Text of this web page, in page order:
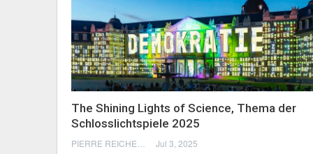
The Shining Lights of Science, Thema der
Schlosslichtspiele 2025
Jul 3, 2025